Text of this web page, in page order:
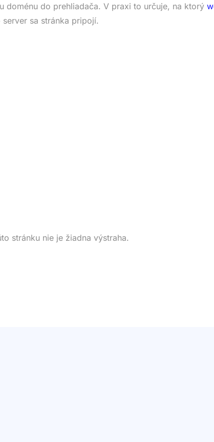
doménu do prehliadača. V praxi to určuje, na ktorý
server sa stránka pripojí.
stránku nie je žiadna výstraha.